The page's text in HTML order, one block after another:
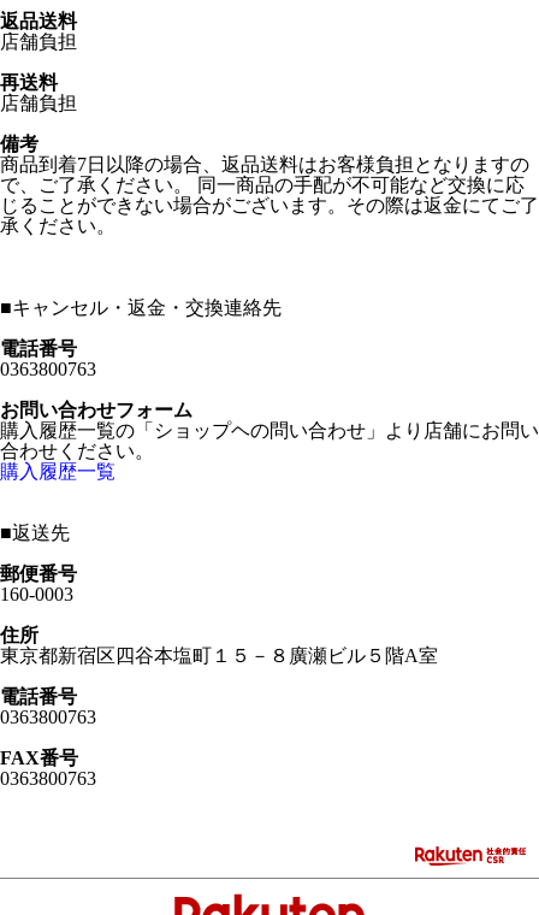
返品送料
店舗負担
再送料
店舗負担
備考
商品到着7日以降の場合、返品送料はお客様負担となりますの
で、ご了承ください。 同一商品の手配が不可能など交換に応
じることができない場合がございます。その際は返金にてご了
承ください。
■キャンセル・返金・交換連絡先
電話番号
0363800763
お問い合わせフォーム
購入履歴一覧の「ショップヘの問い合わせ」より店舗にお問い
合わせください。
購入履歴一覧
■返送先
郵便番号
160-0003
住所
東京都新宿区四谷本塩町１５－８廣瀬ビル５階A室
電話番号
0363800763
FAX番号
0363800763